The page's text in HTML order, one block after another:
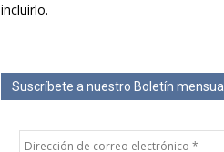
incluirlo.
Suscríbete a nuestro Boletín mensual